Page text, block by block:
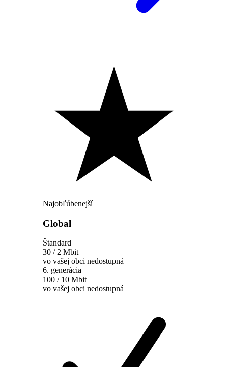
Najobľúbenejší
Global
Štandard
30 / 2 Mbit
vo vašej obci nedostupná
6. generácia
100 / 10 Mbit
vo vašej obci nedostupná